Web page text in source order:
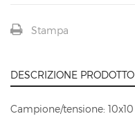
Stampa
DESCRIZIONE PRODOTTO
Campione/tensione: